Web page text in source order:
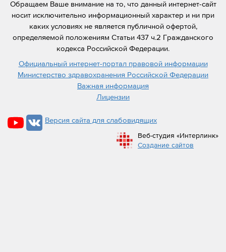
Обращаем Ваше внимание на то, что данный интернет-сайт
носит исключительно информационный характер и ни при
каких условиях не является публичной офертой,
определяемой положениям Статьи 437 ч.2 Гражданского
кодекса Российской Федерации.
Официальный интернет-портал правовой информации
Министерство здравохранения Российской Федерации
Важная информация
Лицензии
Версия сайта для слабовидящих
Веб-студия «Интерлинк»
Создание сайтов